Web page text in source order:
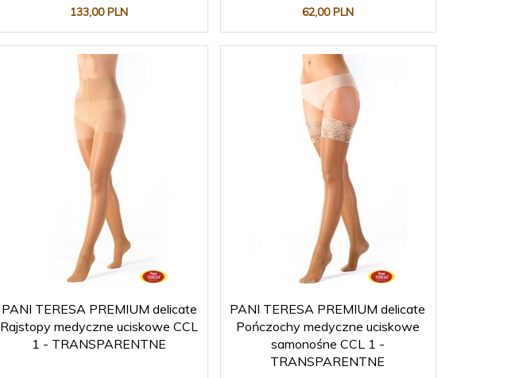
133,00 PLN 62,00 PLN
PANI TERESA PREMIUM delicate
Rajstopy medyczne uciskowe CCL
1 - TRANSPARENTNE
PANI TERESA PREMIUM delicate
Pończochy medyczne uciskowe
samonośne CCL 1 -
TRANSPARENTNE